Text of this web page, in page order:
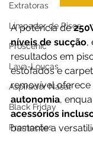
Extratoras
Limpador de Pisos
Proscenic
Lava-Louças
Aspirador Nasal
Black Friday
Promoções
A potência de
níveis de sucção,
resultados em
estofados e
removível oferece
autonomia,
acessórios
bastante a